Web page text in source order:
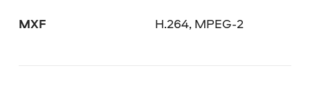
MXF H.264, MPEG-2